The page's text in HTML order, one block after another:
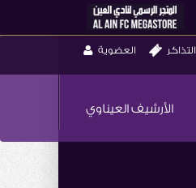
التذاكر العضوية
الأرشيف العيناوي